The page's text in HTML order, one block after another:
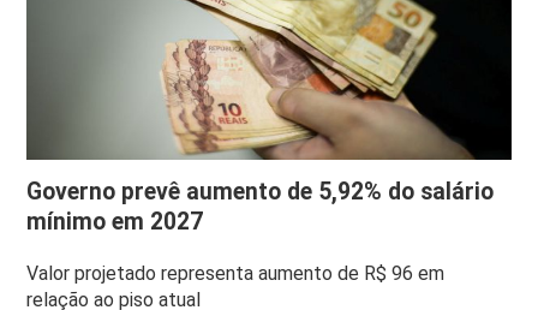
Governo prevê aumento de 5,92% do salário
mínimo em 2027
Valor projetado representa aumento de R$ 96 em
relação ao piso atual